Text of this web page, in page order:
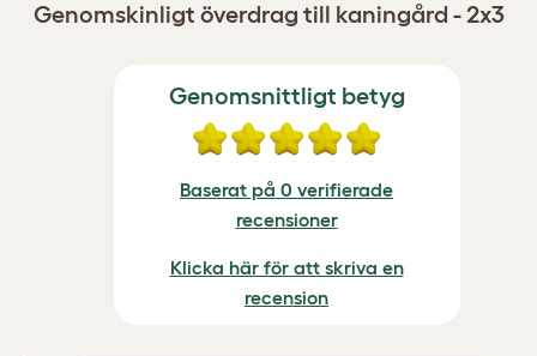
Genomskinligt överdrag till kaningård - 2x3
Genomsnittligt betyg
Baserat på 0 verifierade
recensioner
Klicka här för att skriva en
recension